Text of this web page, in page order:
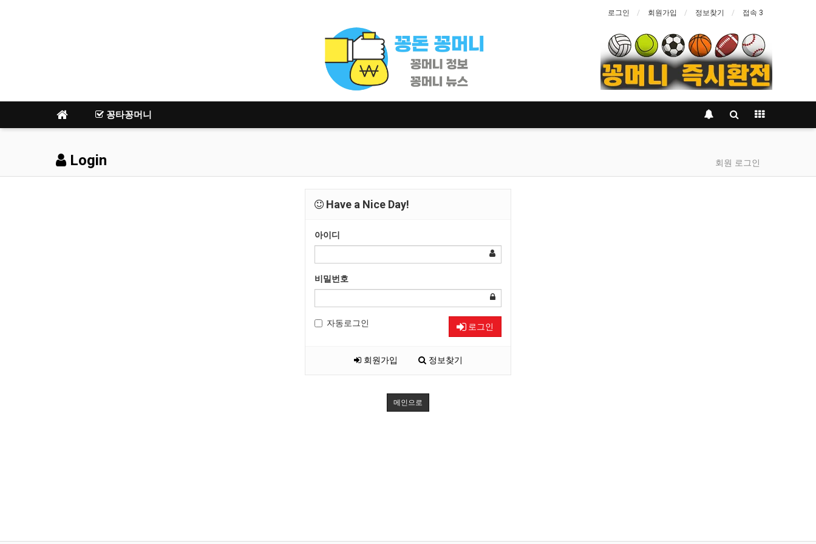
로그인 회원가입 정보찾기 접속 3
꽁타꽁머니
Login 회원 로그인
Have a Nice Day!
아이디
비밀번호
자동로그인 로그인
회원가입 정보찾기
메인으로